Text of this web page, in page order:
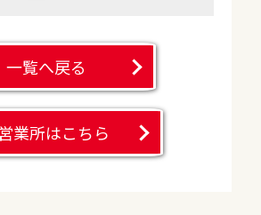
一覧へ戻る
業所はこちら